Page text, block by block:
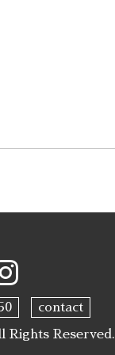
contact
Rights Reserved.